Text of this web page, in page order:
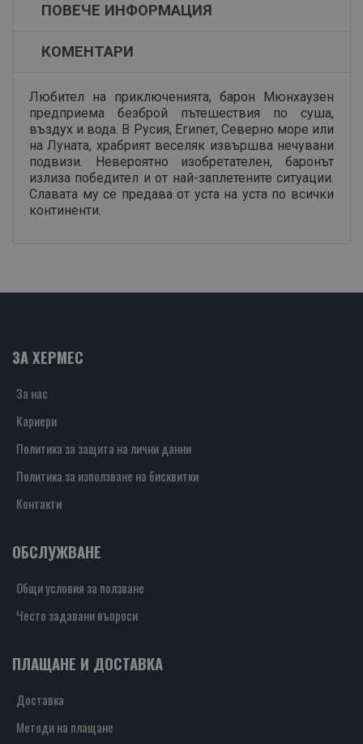
ПОВЕЧЕ ИНФОРМАЦИЯ
КОМЕНТАРИ
Любител на приключенията, барон Мюнхаузен
предприема безброй пътешествия по суша,
въздух и вода. В Русия, Египет, Северно море или
на Луната, храбрият веселяк извършва нечувани
подвизи. Невероятно изобретателен, баронът
излиза победител и от най-заплетените ситуации.
Славата му се предава от уста на уста по всички
континенти.
ЗА ХЕРМЕС
За нас
Кариери
Политика за защита на лични данни
Политика за използване на бисквитки
Контакти
ОБСЛУЖВАНЕ
Общи условия за ползване
Често задавани въпроси
ПЛАЩАНЕ И ДОСТАВКА
Доставка
Методи на плащане